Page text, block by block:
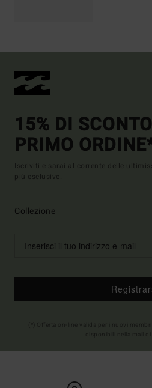
15% DI
PRIMO
Iscriviti e sarai al corrente delle
più esclusive.
Collezione